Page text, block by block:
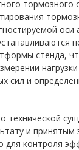
тормозного
оси
стенда,
сил и
технической
и принятым
для контроля